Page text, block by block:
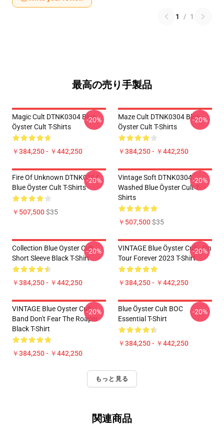
1 / 1
最高の売り手製品
Magic Cult DTNK0304 Blue
Öyster Cult T-Shirts
￥384,250 - ￥442,250
-20%
Maze Cult DTNK0304 Blue
Öyster Cult T-Shirts
￥384,250 - ￥442,250
-20%
Fire Of Unknown DTNK0304
Blue Öyster Cult T-Shirts
￥507,500$35
-20%
Vintage Soft DTNK0304
Washed Blue Öyster Cult T-
Shirts
￥507,500$35
-20%
Collection Blue Oyster Cult
Short Sleeve Black T-Shirt
￥384,250 - ￥442,250
-20%
VINTAGE Blue Öyster Cult - On
Tour Forever 2023 T-Shirt
￥384,250 - ￥442,250
-20%
VINTAGE Blue Oyster Cult
Band Don't Fear The Roaper
Black T-Shirt
￥384,250 - ￥442,250
-20%
Blue Öyster Cult BOC
Essential T-Shirt
￥384,250 - ￥442,250
-20%
もっと見る
関連商品